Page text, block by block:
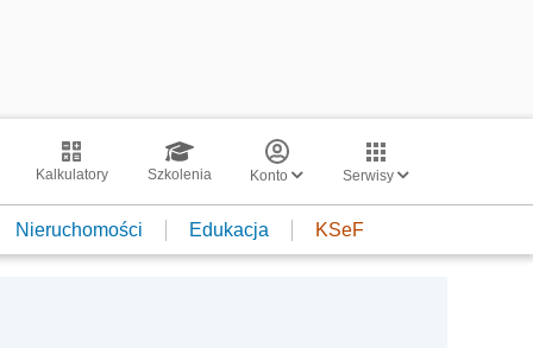
Kalkulatory Szkolenia Konto Serwisy
Nieruchomości Edukacja KSeF